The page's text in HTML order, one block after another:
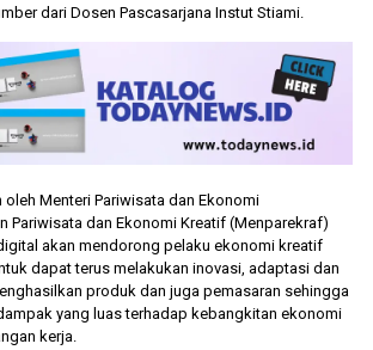
dari Dosen Pascasarjana Instut Stiami.
oleh Menteri Pariwisata dan Ekonomi
Pariwisata dan Ekonomi Kreatif (Menparekraf)
akan mendorong pelaku ekonomi kreatif
dapat terus melakukan inovasi, adaptasi dan
produk dan juga pemasaran sehingga
yang luas terhadap kebangkitan ekonomi
kerja.